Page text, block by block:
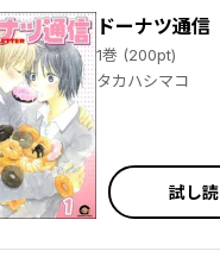
ドーナツ通信
1巻 (200pt)
タカハシマコ
試し